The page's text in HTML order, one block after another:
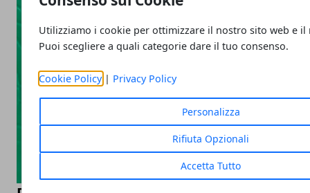
Utilizziamo i cookie per ottimizzare il nostro sito web e il
Puoi scegliere a quali categorie dare il tuo consenso.
Cookie Policy| Privacy Policy
Personalizza
Rifiuta Opzionali
Accetta Tutto